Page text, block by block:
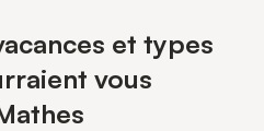
et types
vous